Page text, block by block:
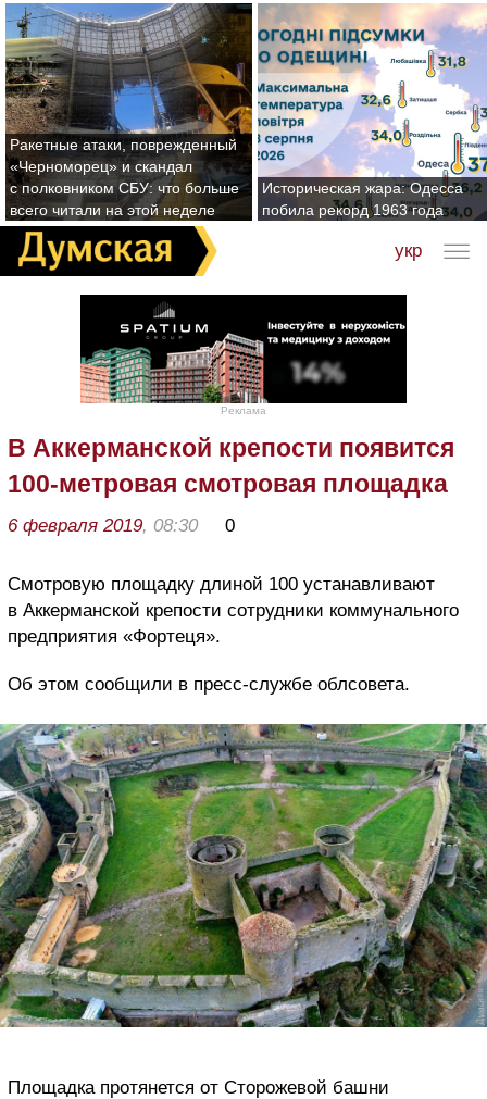
Ракетные атаки, поврежденный
«Черноморец» и скандал
с полковником СБУ: что больше
всего читали на этой неделе
Историческая жара: Одесса
побила рекорд 1963 года
укр
Реклама
В Аккерманской крепости появится
100-метровая смотровая площадка
6 февраля 2019, 08:30 0
Смотровую площадку длиной 100 устанавливают
в Аккерманской крепости сотрудники коммунального
предприятия «Фортеця».
Об этом сообщили в пресс-службе облсовета.
Площадка протянется от Сторожевой башни